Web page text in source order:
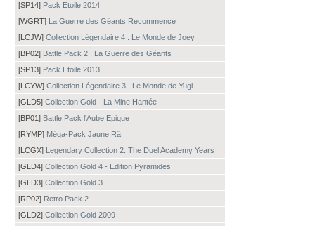
[SP14] Pack Etoile 2014
[WGRT] La Guerre des Géants Recommence
[LCJW] Collection Légendaire 4 : Le Monde de Joey
[BP02] Battle Pack 2 : La Guerre des Géants
[SP13] Pack Etoile 2013
[LCYW] Collection Légendaire 3 : Le Monde de Yugi
[GLD5] Collection Gold - La Mine Hantée
[BP01] Battle Pack l'Aube Epique
[RYMP] Méga-Pack Jaune Râ
[LCGX] Legendary Collection 2: The Duel Academy Years
[GLD4] Collection Gold 4 - Edition Pyramides
[GLD3] Collection Gold 3
[RP02] Retro Pack 2
[GLD2] Collection Gold 2009